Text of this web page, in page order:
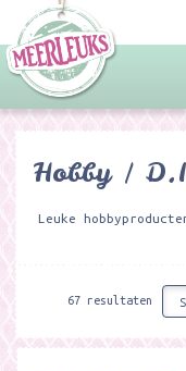
Hobby /
Leuke
67 resultaten